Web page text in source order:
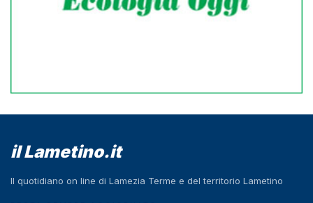
il Lametino.it
Il quotidiano on line di Lamezia Terme e del territorio Lametino